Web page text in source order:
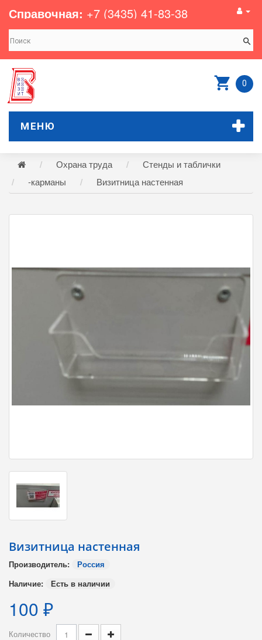
Справочная: +7 (3435) 41-83-38
0
МЕНЮ
Охрана труда
Стенды и таблички
-карманы
Визитница настенная
Визитница настенная
Производитель:
Россия
Наличие:
Есть в наличии
100 ₽
Количество